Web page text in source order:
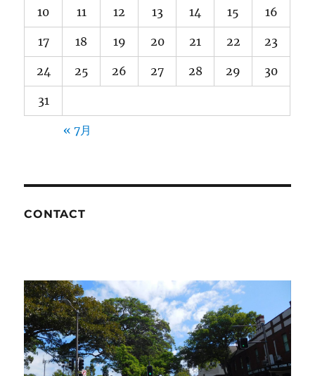
10 11 12 13 14 15 16
17 18 19 20 21 22 23
24 25 26 27 28 29 30
31
« 7月
CONTACT